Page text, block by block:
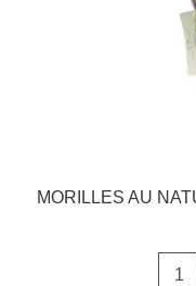
MORILLES AU